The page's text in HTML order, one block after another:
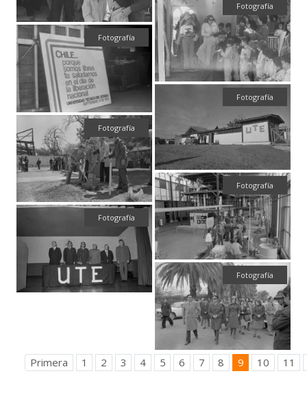
Fotografía
Fotografía
Fotografía
Fotografía
Fotografía
Fotografía
Fotografía
Primera 1 2 3 4 5 6 7 8 9 10 11